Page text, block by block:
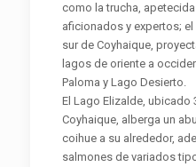
como la trucha,
aficionados y expertos; el
sur de Coyhaique,
lagos de oriente a
Paloma y Lago Desierto.
El Lago Elizalde, ubicado
Coyhaique, alberga un
coihue a su alrededor,
salmones de variados